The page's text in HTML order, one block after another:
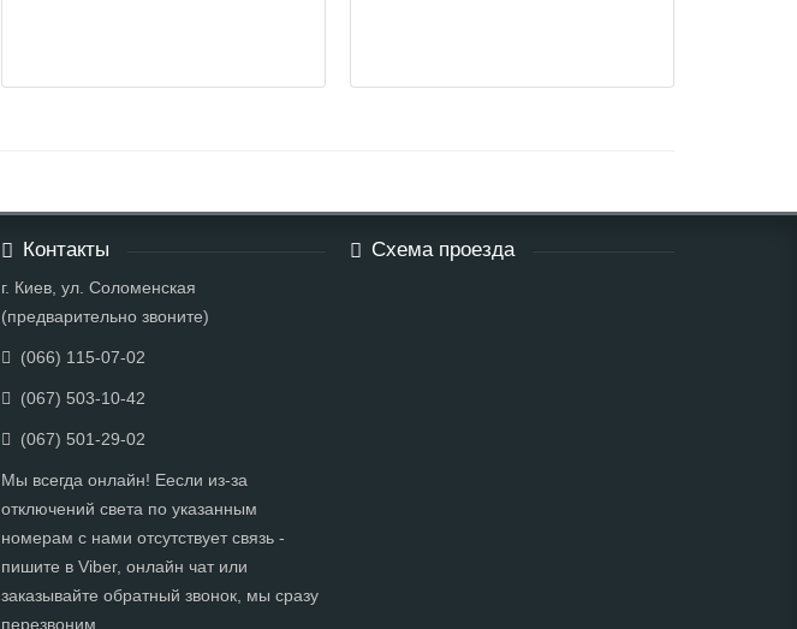
Контакты
г. Киев, ул. Соломенская
(предварительно звоните)
(066) 115-07-02
(067) 503-10-42
(067) 501-29-02
Мы всегда онлайн! Еесли из-за
отключений света по указанным
номерам с нами отсутствует связь -
пишите в Viber, онлайн чат или
заказывайте обратный звонок, мы сразу
перезвоним
Схема проезда